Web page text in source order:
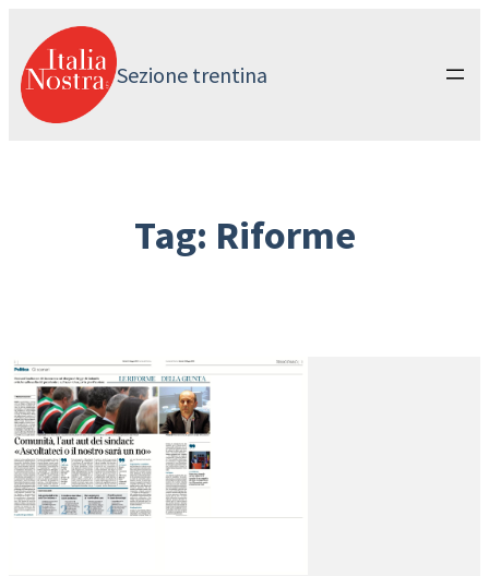
contenuto
Sezione trentina
Tag: Riforme